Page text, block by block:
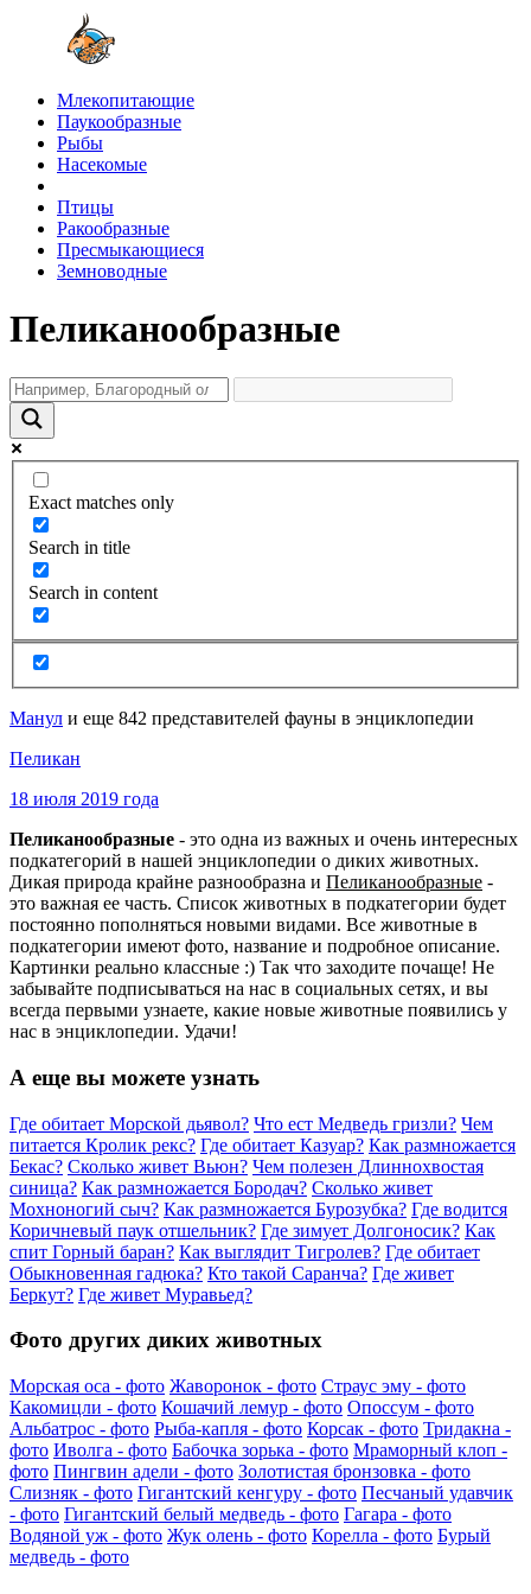
Млекопитающие
Паукообразные
Рыбы
Насекомые
Птицы
Ракообразные
Пресмыкающиеся
Земноводные
Пеликанообразные
Exact matches only
Search in title
Search in content
Манул и еще 842 представителей фауны в энциклопедии
Пеликан
18 июля 2019 года
Пеликанообразные - это одна из важных и очень интересных
подкатегорий в нашей энциклопедии о диких животных.
Дикая природа крайне разнообразна и Пеликанообразные -
это важная ее часть. Список животных в подкатегории будет
постоянно пополняться новыми видами. Все животные в
подкатегории имеют фото, название и подробное описание.
Картинки реально классные :) Так что заходите почаще! Не
забывайте подписываться на нас в социальных сетях, и вы
всегда первыми узнаете, какие новые животные появились у
нас в энциклопедии. Удачи!
А еще вы можете узнать
Где обитает Морской дьявол? Что ест Медведь гризли? Чем
питается Кролик рекс? Где обитает Казуар? Как размножается
Бекас? Сколько живет Вьюн? Чем полезен Длиннохвостая
синица? Как размножается Бородач? Сколько живет
Мохноногий сыч? Как размножается Бурозубка? Где водится
Коричневый паук отшельник? Где зимует Долгоносик? Как
спит Горный баран? Как выглядит Тигролев? Где обитает
Обыкновенная гадюка? Кто такой Саранча? Где живет
Беркут? Где живет Муравьед?
Фото других диких животных
Морская оса - фото Жаворонок - фото Страус эму - фото
Какомицли - фото Кошачий лемур - фото Опоссум - фото
Альбатрос - фото Рыба-капля - фото Корсак - фото Тридакна -
фото Иволга - фото Бабочка зорька - фото Мраморный клоп -
фото Пингвин адели - фото Золотистая бронзовка - фото
Слизняк - фото Гигантский кенгуру - фото Песчаный удавчик
- фото Гигантский белый медведь - фото Гагара - фото
Водяной уж - фото Жук олень - фото Корелла - фото Бурый
медведь - фото